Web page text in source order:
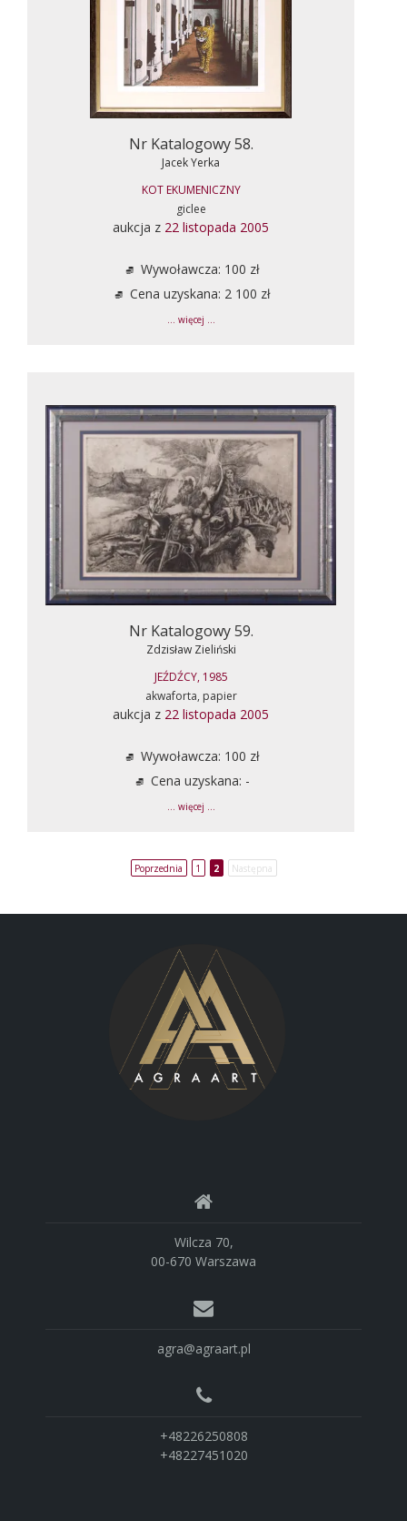
Nr Katalogowy 58.
Jacek Yerka
KOT EKUMENICZNY
giclee
aukcja z 22 listopada 2005
Wywoławcza: 100 zł
Cena uzyskana: 2 100 zł
... więcej ...
Nr Katalogowy 59.
Zdzisław Zieliński
JEŹDŹCY, 1985
akwaforta, papier
aukcja z 22 listopada 2005
Wywoławcza: 100 zł
Cena uzyskana: -
... więcej ...
Poprzednia 1 2 Następna
Wilcza 70,
00-670 Warszawa
agra@agraart.pl
+48226250808
+48227451020